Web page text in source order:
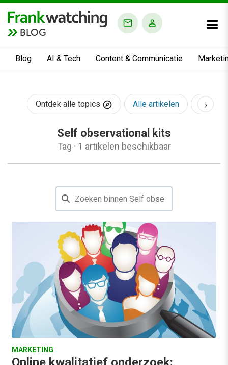
BLOG
Blog AI & Tech Content & Communicatie
Ontdek alle topics Alle artikelen AI &
›
Self observational kits
Tag · 1 artikelen beschikbaar
MARKETING